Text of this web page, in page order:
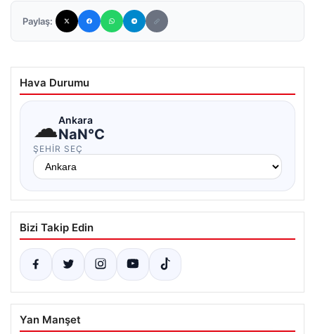
Paylaş:
Hava Durumu
☁Ankara
NaN°C
ŞEHIR SEÇ
Bizi Takip Edin
Yan Manşet